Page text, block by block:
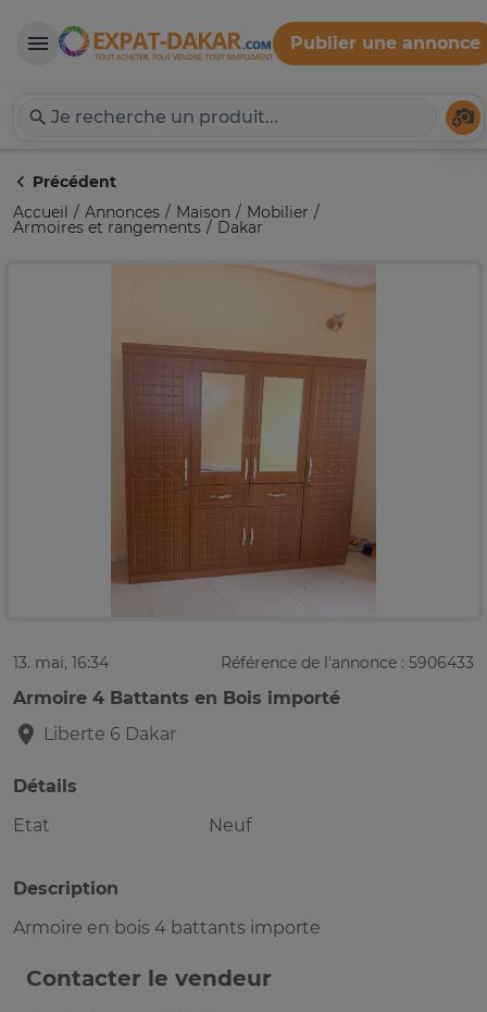
Expat-Dakar
Publier une annonce
Précédent
Accueil
Annonces Maison Mobilier
Armoires et rangements Dakar
13. mai, 16:34 Référence de l'annonce : 5906433
Armoire 4 Battants en Bois importé
Liberte 6 Dakar
Détails
Etat
Neuf
Description
Armoire en bois 4 battants importe
Contacter le vendeur